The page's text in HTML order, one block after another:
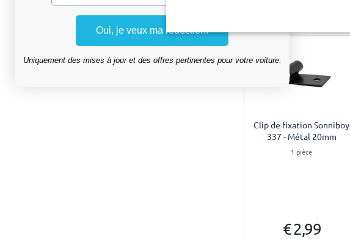
Clip de fixation Sonniboy
337 - Métal 20mm
1 pièce
€ 2,99
Oui, je veux ma réduction.
Uniquement des mises à jour et des offres pertinentes pour votre voiture.